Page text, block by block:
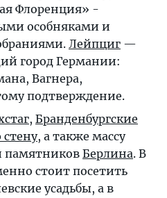
Флоренция» -
особняками и
Лейпциг —
город Германии:
Вагнера,
подтверждение.
, Бранденбургские
, а также массу
памятников Берлина. В
стоит посетить
усадьбы, а в